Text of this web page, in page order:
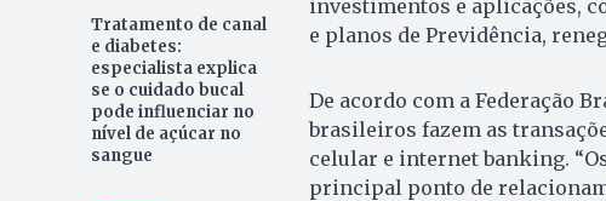
Tratamento de canal
e diabetes:
especialista explica
se o cuidado bucal
pode influenciar no
nível de açúcar no
sangue
investimentos e aplicações,
e planos de Previdência,
De acordo com a Federação
brasileiros fazem as
celular e internet banking.
principal ponto de